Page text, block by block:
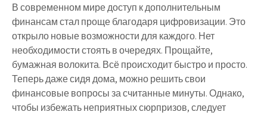
В современном мире доступ к дополнительным
финансам стал проще благодаря цифровизации. Это
открыло новые возможности для каждого. Нет
необходимости стоять в очередях. Прощайте,
бумажная волокита. Всё происходит быстро и просто.
Теперь даже сидя дома, можно решить свои
финансовые вопросы за считанные минуты. Однако,
чтобы избежать неприятных сюрпризов, следует